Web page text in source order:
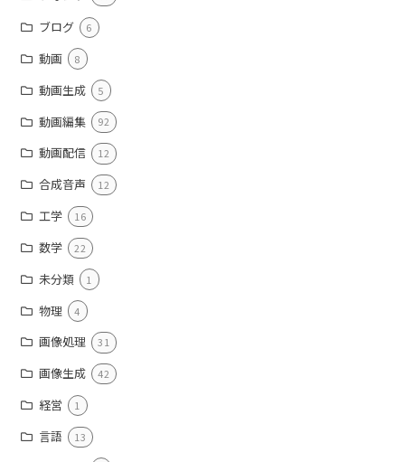
ブログ 6
動画 8
動画生成 5
動画編集 92
動画配信 12
合成音声 12
工学 16
数学 22
未分類 1
物理 4
画像処理 31
画像生成 42
経営 1
言語 13